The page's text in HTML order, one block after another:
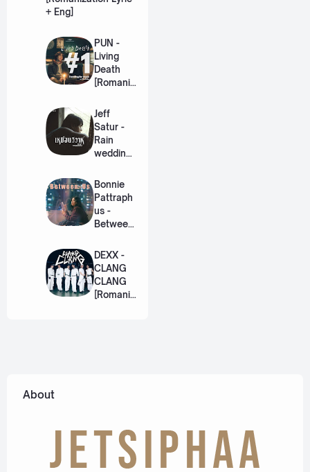
+ Eng]
PUN -
Living
Death
[Romaniz
Lyric +
Eng]
Jeff
Satur -
Rain
wedding
วิวาห์)
Ost. The
Paradise
of Thorns
Lyric +
Eng]
Bonnie
Pattraph
us -
Between
US The
Series
[Romaniz
ation
Lyric +
DEXX -
CLANG
CLANG
[Romaniz
About